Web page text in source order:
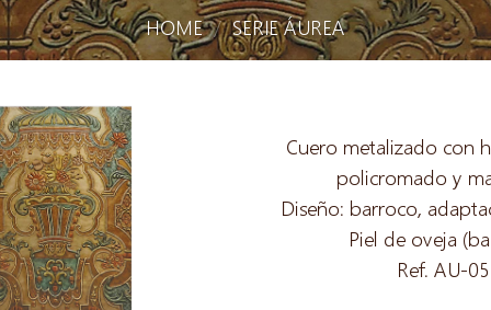
HOME / SERIE ÁUREA
Cuero metalizado con
policromado y
Diseño: barroco,
Piel de oveja
Ref. AU-05